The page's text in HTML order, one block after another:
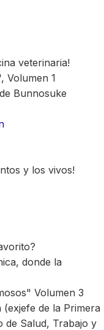
veterinaria!
Volumen 1
Bunnosuke
y los vivos!
donde la
Volumen 3
de la Primera
de Salud, Trabajo y